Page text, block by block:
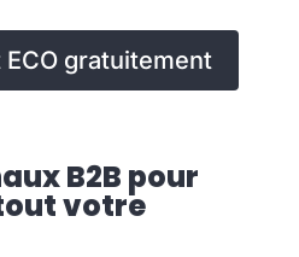
gratuitement
B2B pour
votre